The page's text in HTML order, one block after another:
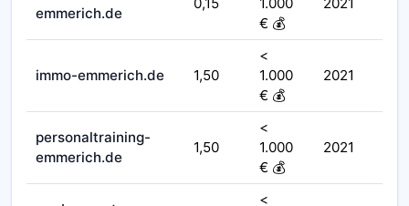
emmerich.de
€ 💰
immo-emmerich.de 1,50
<
1.000
€ 💰
2021
personaltraining-
emmerich.de
1,50
<
1.000
€ 💰
2021
<